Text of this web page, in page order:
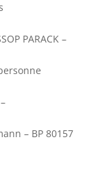
PARACK –
– BP 80157